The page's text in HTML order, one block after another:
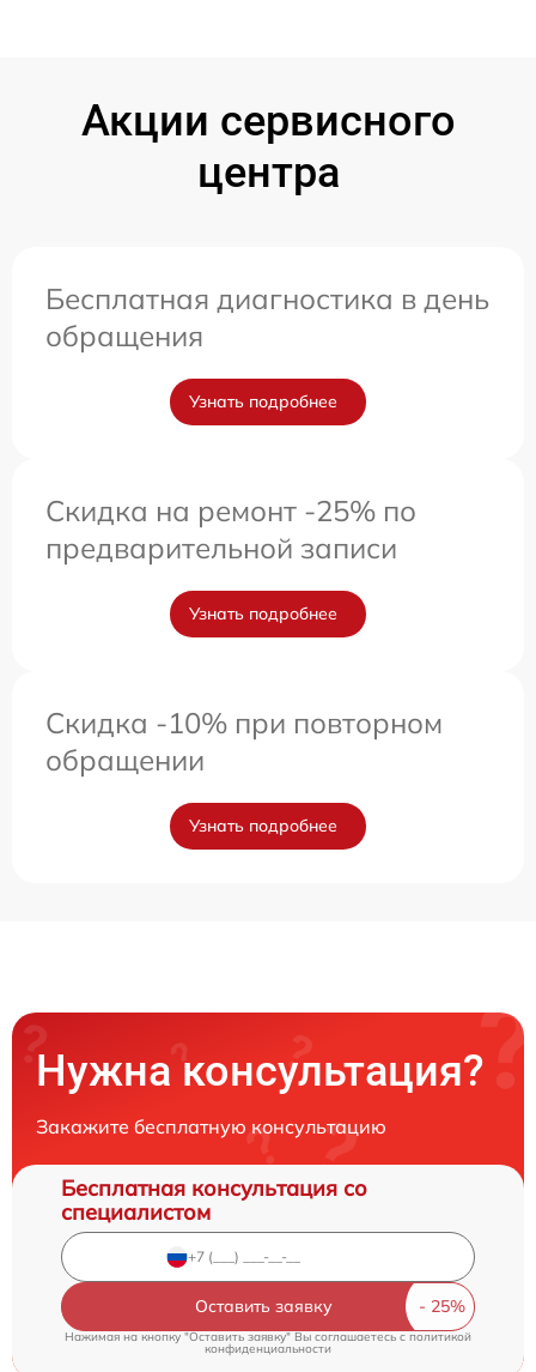
Акции сервисного
центра
Бесплатная диагностика в день
обращения
Узнать подробнее
Скидка на ремонт -25% по
предварительной записи
Узнать подробнее
Скидка -10% при повторном
обращении
Узнать подробнее
Нужна консультация?
Закажите бесплатную консультацию
Бесплатная консультация со
специалистом
Оставить заявку
Нажимая на кнопку "Оставить заявку" Вы соглашаетесь cполитикой
конфиденциальности